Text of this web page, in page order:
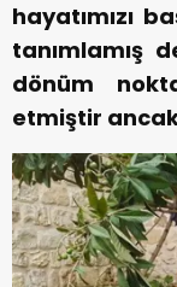
hayatımızı
tanımlamış
dönüm
etmiştir